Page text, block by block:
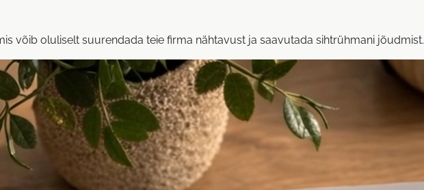
võib oluliselt suurendada teie firma nähtavust ja saavutada sihtrühmani jõudmist.